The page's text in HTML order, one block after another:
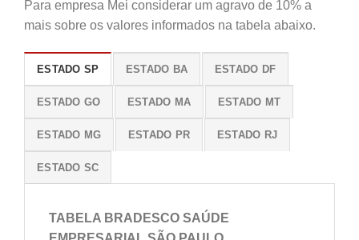
Para empresa Mei considerar um agravo de 10% a
mais sobre os valores informados na tabela abaixo.
ESTADO SP ESTADO BA ESTADO DF
ESTADO GO ESTADO MA ESTADO MT
ESTADO MG ESTADO PR ESTADO RJ
ESTADO SC
TABELA BRADESCO SAÚDE